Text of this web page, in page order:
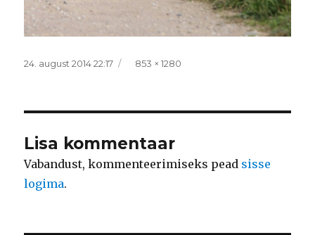
Postitatud
24. august 2014 22:17 Täissuurus
853 × 1280
Lisa kommentaar
Vabandust, kommenteerimiseks pead sisse
logima.